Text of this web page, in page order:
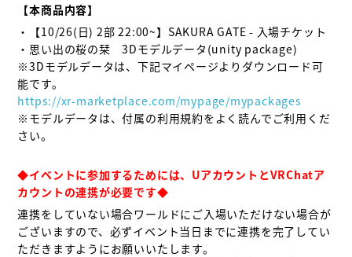
【本商品内容】
・【10/26(日) 2部 22:00~】SAKURA GATE - 入場チケット
・思い出の桜の栞　3Dモデルデータ(unity package)
※3Dモデルデータは、下記マイページよりダウンロード可
https://xr-marketplace.com/mypage/mypackages
※モデルデータは、付属の利用規約をよく読んでご利用くだ
さい。
◆イベントに参加するためには、UアカウントとVRChatア
カウントの連携が必要です◆
連携をしていない場合ワールドにご入場いただけない場合が
ございますので、必ずイベント当日までに連携を完了してい
ただきますようにお願いいたします。